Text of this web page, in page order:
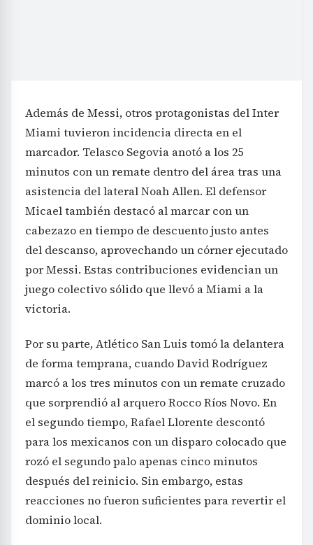
Además de Messi, otros protagonistas del Inter
Miami tuvieron incidencia directa en el
marcador. Telasco Segovia anotó a los 25
minutos con un remate dentro del área tras una
asistencia del lateral Noah Allen. El defensor
Micael también destacó al marcar con un
cabezazo en tiempo de descuento justo antes
del descanso, aprovechando un córner ejecutado
por Messi. Estas contribuciones evidencian un
juego colectivo sólido que llevó a Miami a la
victoria.
Por su parte, Atlético San Luis tomó la delantera
de forma temprana, cuando David Rodríguez
marcó a los tres minutos con un remate cruzado
que sorprendió al arquero Rocco Ríos Novo. En
el segundo tiempo, Rafael Llorente descontó
para los mexicanos con un disparo colocado que
rozó el segundo palo apenas cinco minutos
después del reinicio. Sin embargo, estas
reacciones no fueron suficientes para revertir el
dominio local.